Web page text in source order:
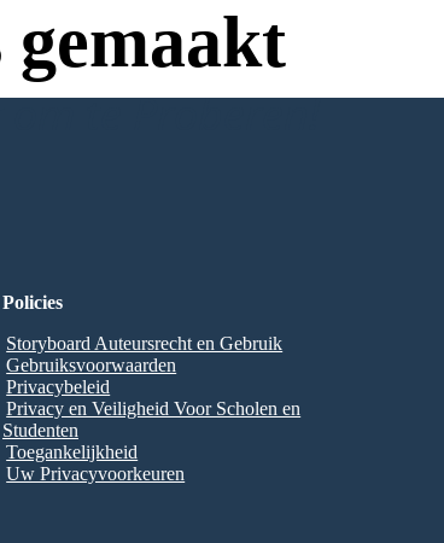
om te Proberen!
Policies
Storyboard Auteursrecht en Gebruik
Gebruiksvoorwaarden
Privacybeleid
Privacy en Veiligheid Voor Scholen en
Studenten
Toegankelijkheid
Uw Privacyvoorkeuren